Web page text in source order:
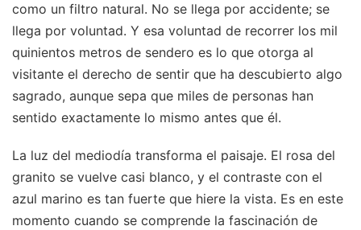
como un filtro natural. No se llega por accidente; se
llega por voluntad. Y esa voluntad de recorrer los mil
quinientos metros de sendero es lo que otorga al
visitante el derecho de sentir que ha descubierto algo
sagrado, aunque sepa que miles de personas han
sentido exactamente lo mismo antes que él.
La luz del mediodía transforma el paisaje. El rosa del
granito se vuelve casi blanco, y el contraste con el
azul marino es tan fuerte que hiere la vista. Es en este
momento cuando se comprende la fascinación de